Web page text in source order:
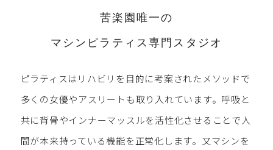
苦楽園唯一の
マシンピラティス専門スタジオ
ピラティスはリハビリを目的に考案されたメソッドで
多くの女優やアスリートも取り入れています。呼吸と
共に背骨やインナーマッスルを活性化させることで人
間が本来持っている機能を正常化します。又マシンを